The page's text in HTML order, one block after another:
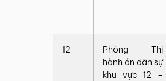
12
Phòng Thi
hành án dân sự
khu vực 12 –